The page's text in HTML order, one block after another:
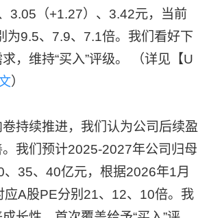
3.05（+1.27）、3.42元，当前
为9.5、7.9、7.1倍。我们看好下
，维持“买入”评级。 （详见【U
）
持续推进，我们认为公司后续盈
我们预计2025-2027年公司归母
、35、40亿元，根据2026年1月
应A股PE分别21、12、10倍。我